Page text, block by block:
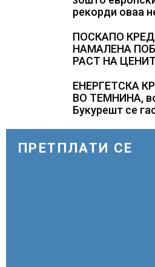
рекорди оваа
компании за ВИ
ПОСКАПО
НАМАЛЕНА
РАСТ НА
Штутгарт
во криза
ЕНЕРГЕТСКА
ВО ТЕМНИНА,
Букурешт се
ПРЕТПЛАТИ СЕ